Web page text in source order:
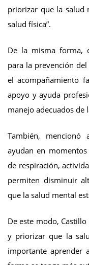
priorizar que la salud
salud física”.
De la misma forma,
para la prevención
el acompañamiento
apoyo y ayuda
manejo adecuados de
También, mencionó
ayudan en
de respiración,
permiten disminuir
que la salud mental
De este modo,
y priorizar que la
importante aprender